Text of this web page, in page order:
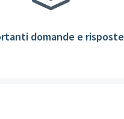
domande e risposte